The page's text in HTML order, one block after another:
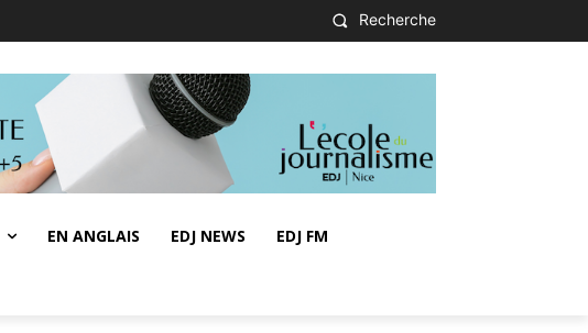
Recherche
EN ANGLAIS EDJ NEWS EDJ FM